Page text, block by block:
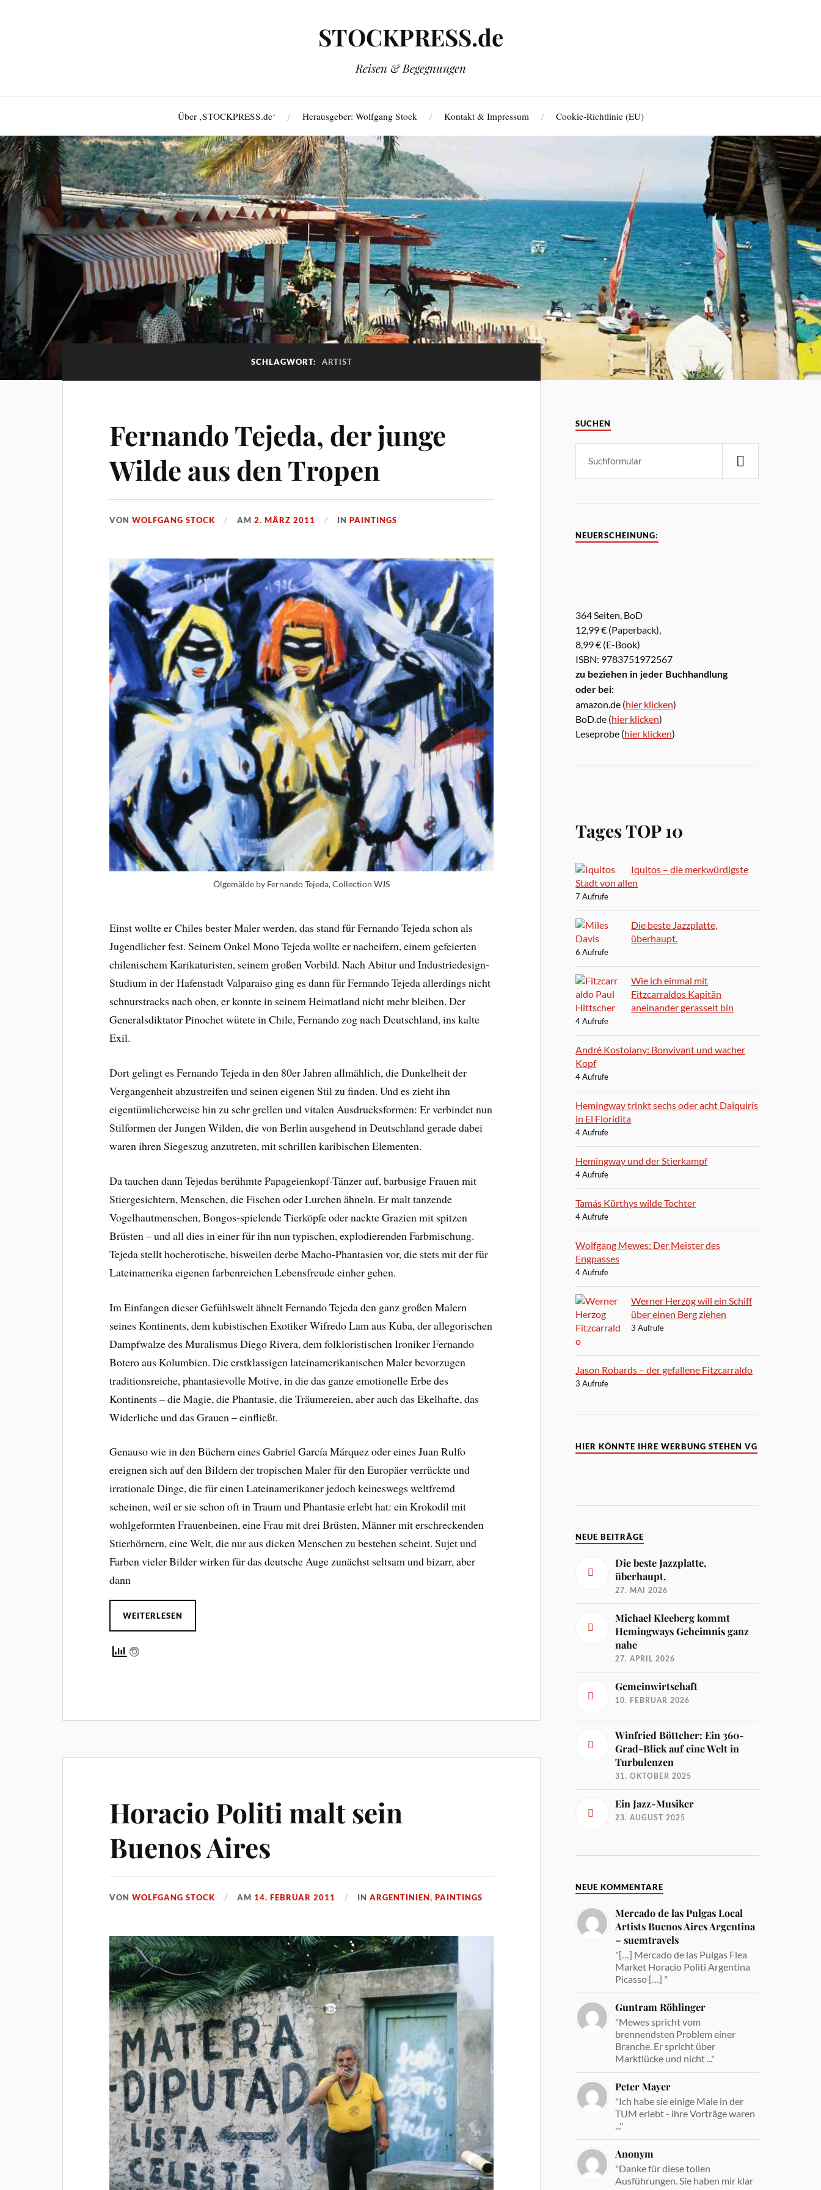
STOCKPRESS.de
Reisen & Begegnungen
Über ‚STOCKPRESS.de‘ Herausgeber: Wolfgang Stock Kontakt & Impressum Cookie-Richtlinie (EU)
SCHLAGWORT: ARTIST
Fernando Tejeda, der junge
Wilde aus den Tropen
VONWOLFGANG STOCK AM2. MÄRZ 2011 INPAINTINGS
Ölgemälde by Fernando Tejeda, Collection WJS
Einst wollte er Chiles bester Maler werden, das stand für Fernando Tejeda schon als
Jugendlicher fest. Seinem Onkel Mono Tejeda wollte er nacheifern, einem gefeierten
chilenischem Karikaturisten, seinem großen Vorbild. Nach Abitur und Industriedesign-
Studium in der Hafenstadt Valparaiso ging es dann für Fernando Tejeda allerdings nicht
schnurstracks nach oben, er konnte in seinem Heimatland nicht mehr bleiben. Der
Generalsdiktator Pinochet wütete in Chile, Fernando zog nach Deutschland, ins kalte
Exil.
Dort gelingt es Fernando Tejeda in den 80er Jahren allmählich, die Dunkelheit der
Vergangenheit abzustreifen und seinen eigenen Stil zu finden. Und es zieht ihn
eigentümlicherweise hin zu sehr grellen und vitalen Ausdrucksformen: Er verbindet nun
Stilformen der Jungen Wilden, die von Berlin ausgehend in Deutschland gerade dabei
waren ihren Siegeszug anzutreten, mit schrillen karibischen Elementen.
Da tauchen dann Tejedas berühmte Papageienkopf-Tänzer auf, barbusige Frauen mit
Stiergesichtern, Menschen, die Fischen oder Lurchen ähneln. Er malt tanzende
Vogelhautmenschen, Bongos-spielende Tierköpfe oder nackte Grazien mit spitzen
Brüsten – und all dies in einer für ihn nun typischen, explodierenden Farbmischung.
Tejeda stellt hocherotische, bisweilen derbe Macho-Phantasien vor, die stets mit der für
Lateinamerika eigenen farbenreichen Lebensfreude einher gehen.
Im Einfangen dieser Gefühlswelt ähnelt Fernando Tejeda den ganz großen Malern
seines Kontinents, dem kubistischen Exotiker Wifredo Lam aus Kuba, der allegorischen
Dampfwalze des Muralismus Diego Rivera, dem folkloristischen Ironiker Fernando
Botero aus Kolumbien. Die erstklassigen lateinamerikanischen Maler bevorzugen
traditionsreiche, phantasievolle Motive, in die das ganze emotionelle Erbe des
Kontinents – die Magie, die Phantasie, die Träumereien, aber auch das Ekelhafte, das
Widerliche und das Grauen – einfließt.
Genauso wie in den Büchern eines Gabriel García Márquez oder eines Juan Rulfo
ereignen sich auf den Bildern der tropischen Maler für den Europäer verrückte und
irrationale Dinge, die für einen Lateinamerikaner jedoch keineswegs weltfremd
scheinen, weil er sie schon oft in Traum und Phantasie erlebt hat: ein Krokodil mit
wohlgeformten Frauenbeinen, eine Frau mit drei Brüsten, Männer mit erschreckenden
Stierhörnern, eine Welt, die nur aus dicken Menschen zu bestehen scheint. Sujet und
Farben vieler Bilder wirken für das deutsche Auge zunächst seltsam und bizarr, aber
dann
WEITERLESEN
Horacio Politi malt sein
Buenos Aires
VONWOLFGANG STOCK AM 14. FEBRUAR 2011 INARGENTINIEN,PAINTINGS
SUCHEN
NEUERSCHEINUNG:
364 Seiten, BoD
12,99 € (Paperback),
8,99 € (E-Book)
ISBN: 9783751972567
zu beziehen in jeder Buchhandlung
oder bei:
amazon.de (hier klicken)
BoD.de (hier klicken)
Leseprobe (hier klicken)
Tages TOP 10
Iquitos – die merkwürdigste
Stadt von allen
7 Aufrufe
Die beste Jazzplatte,
überhaupt.
6 Aufrufe
Wie ich einmal mit
Fitzcarraldos Kapitän
aneinander gerasselt bin
4 Aufrufe
André Kostolany: Bonvivant und wacher
Kopf
4 Aufrufe
Hemingway trinkt sechs oder acht Daiquirís
in El Floridita
4 Aufrufe
Hemingway und der Stierkampf
4 Aufrufe
Tamás Kürthys wilde Tochter
4 Aufrufe
Wolfgang Mewes: Der Meister des
Engpasses
4 Aufrufe
Werner Herzog will ein Schiff
über einen Berg ziehen
3 Aufrufe
Jason Robards – der gefallene Fitzcarraldo
3 Aufrufe
HIER KÖNNTE IHRE WERBUNG STEHEN VG
NEUE BEITRÄGE
Die beste Jazzplatte,
überhaupt.
27. MAI 2026
Michael Kleeberg kommt
Hemingways Geheimnis ganz
nahe
27. APRIL 2026
Gemeinwirtschaft
10. FEBRUAR 2026
Winfried Böttcher: Ein 360-
Grad-Blick auf eine Welt in
Turbulenzen
31. OKTOBER 2025
Ein Jazz-Musiker
23. AUGUST 2025
NEUE KOMMENTARE
Mercado de las Pulgas Local
Artists Buenos Aires Argentina
– suemtravels
"[…] Mercado de las Pulgas Flea
Market Horacio Politi Argentina
Picasso […] "
Guntram Röhlinger
"Mewes spricht vom
brennendsten Problem einer
Branche. Er spricht über
Marktlücke und nicht ..."
Peter Mayer
"Ich habe sie einige Male in der
TUM erlebt - ihre Vorträge waren
..."
Anonym
"Danke für diese tollen
Ausführungen. Sie haben mir klar